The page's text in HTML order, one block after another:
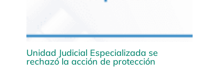
Unidad Judicial Especializada se
rechazó la acción de protección